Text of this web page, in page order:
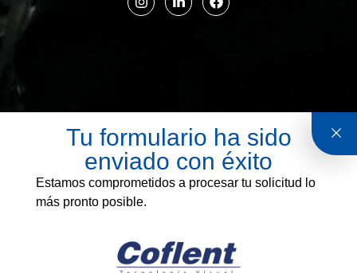
Tu formulario ha sido
enviado con éxito
Estamos comprometidos a procesar tu solicitud lo
más pronto posible.